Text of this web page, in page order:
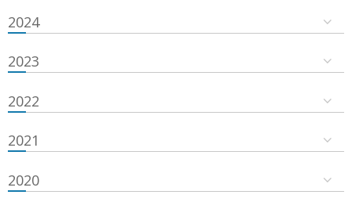
2024
2023
2022
2021
2020